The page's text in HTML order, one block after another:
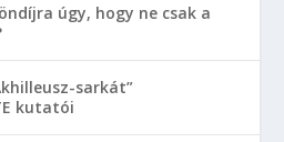
úgy, hogy ne csak a
sarkát”
kutatói